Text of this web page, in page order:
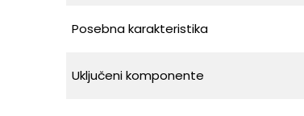
Posebna karakteristika
Uključeni komponente